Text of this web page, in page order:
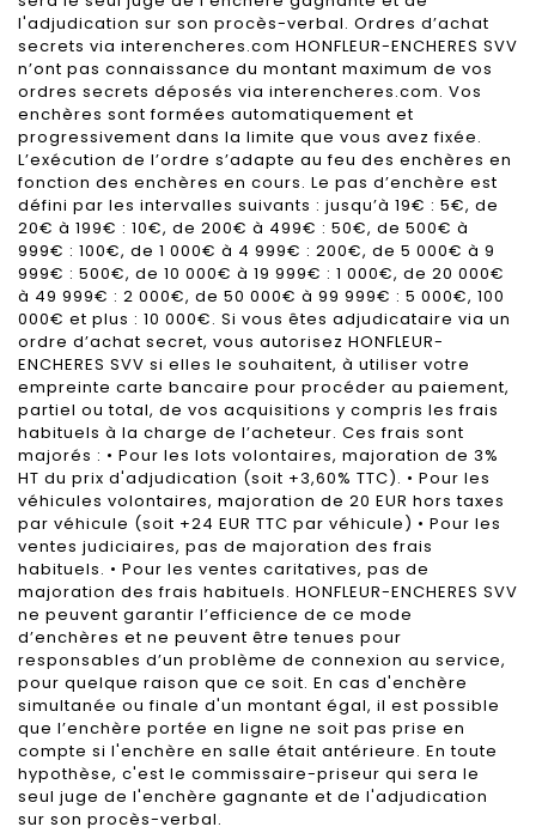
l'adjudication sur son procès-verbal. Ordres d’achat
secrets via interencheres.com HONFLEUR-ENCHERES SVV
n’ont pas connaissance du montant maximum de vos
ordres secrets déposés via interencheres.com. Vos
enchères sont formées automatiquement et
progressivement dans la limite que vous avez fixée.
L’exécution de l’ordre s’adapte au feu des enchères en
fonction des enchères en cours. Le pas d’enchère est
défini par les intervalles suivants : jusqu’à 19€ : 5€, de
20€ à 199€ : 10€, de 200€ à 499€ : 50€, de 500€ à
999€ : 100€, de 1 000€ à 4 999€ : 200€, de 5 000€ à 9
999€ : 500€, de 10 000€ à 19 999€ : 1 000€, de 20 000€
à 49 999€ : 2 000€, de 50 000€ à 99 999€ : 5 000€, 100
000€ et plus : 10 000€. Si vous êtes adjudicataire via un
ordre d’achat secret, vous autorisez HONFLEUR-
ENCHERES SVV si elles le souhaitent, à utiliser votre
empreinte carte bancaire pour procéder au paiement,
partiel ou total, de vos acquisitions y compris les frais
habituels à la charge de l’acheteur. Ces frais sont
majorés : • Pour les lots volontaires, majoration de 3%
HT du prix d'adjudication (soit +3,60% TTC). • Pour les
véhicules volontaires, majoration de 20 EUR hors taxes
par véhicule (soit +24 EUR TTC par véhicule) • Pour les
ventes judiciaires, pas de majoration des frais
habituels. • Pour les ventes caritatives, pas de
majoration des frais habituels. HONFLEUR-ENCHERES SVV
ne peuvent garantir l’efficience de ce mode
d’enchères et ne peuvent être tenues pour
responsables d’un problème de connexion au service,
pour quelque raison que ce soit. En cas d'enchère
simultanée ou finale d'un montant égal, il est possible
que l’enchère portée en ligne ne soit pas prise en
compte si l'enchère en salle était antérieure. En toute
hypothèse, c'est le commissaire-priseur qui sera le
seul juge de l'enchère gagnante et de l'adjudication
sur son procès-verbal.